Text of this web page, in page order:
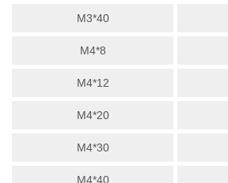
M3*40
M4*8
M4*12
M4*20
M4*30
M4*40